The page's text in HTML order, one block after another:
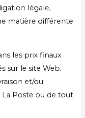
légale,
matière différente
les prix finaux
sur le site Web.
et/ou
La Poste ou de tout